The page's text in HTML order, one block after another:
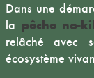
Dans une
la pêche no-
relâché avec
écosystème